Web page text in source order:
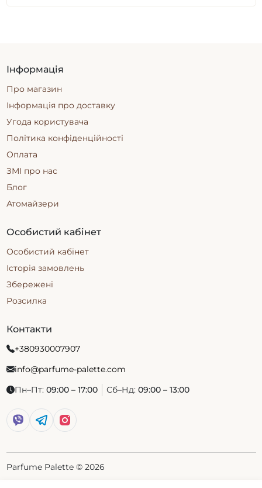
Інформація
Про магазин
Інформація про доставку
Угода користувача
Політика конфіденційності
Оплата
ЗМІ про нас
Блог
Атомайзери
Особистий кабінет
Особистий кабінет
Історія замовлень
Збережені
Розсилка
Контакти
+380930007907
info@parfume-palette.com
Пн–Пт: 09:00 – 17:00 Сб–Нд: 09:00 – 13:00
Parfume Palette © 2026